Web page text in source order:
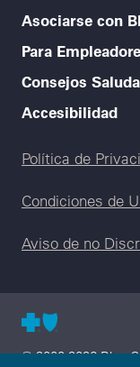
Asociarse con
Para
Consejos
Accesibilidad
Legal menu
Política de
Condiciones de
Aviso de no
© 2000-2026 Blue